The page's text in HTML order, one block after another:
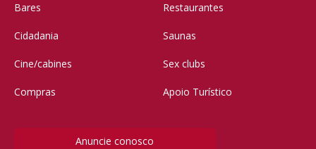
Bares
Cidadania
Cine/cabines
Compras
Restaurantes
Saunas
Sex clubs
Apoio Turístico
Anuncie conosco